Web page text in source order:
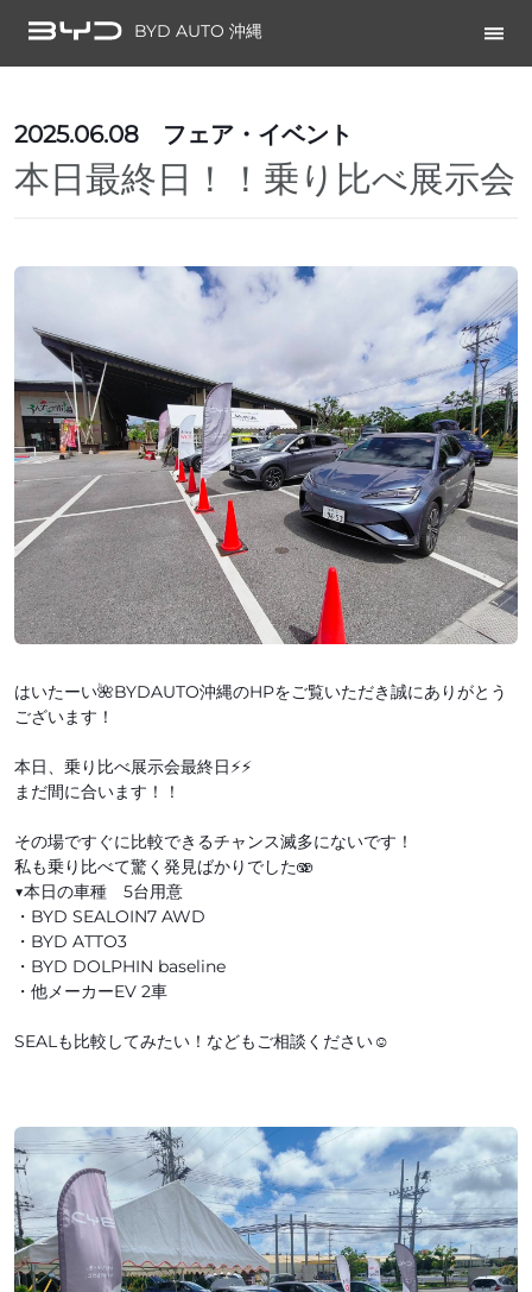
BYD AUTO 沖縄
2025.06.08 フェア・イベント
本日最終日！！乗り比べ展示会
はいたーい🌺BYDAUTO沖縄のHPをご覧いただき誠にありがとう
ございます！
本日、乗り比べ展示会最終日⚡️⚡️
まだ間に合います！！
その場ですぐに比較できるチャンス滅多にないです！
私も乗り比べて驚く発見ばかりでした🫨
▼本日の車種 5台用意
・BYD SEALOIN7 AWD
・BYD ATTO3
・BYD DOLPHIN baseline
・他メーカーEV 2車
SEALも比較してみたい！などもご相談ください☺️